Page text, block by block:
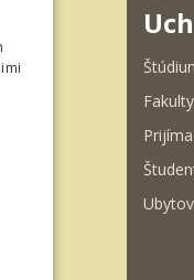
Fakulty